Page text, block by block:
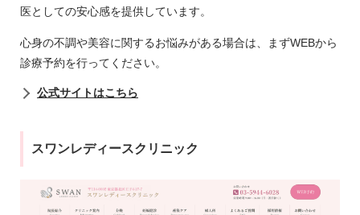
医としての安心感を提供しています。
心身の不調や美容に関するお悩みがある場合は、まずWEBから
診療予約を行ってください。
公式サイトはこちら
スワンレディースクリニック